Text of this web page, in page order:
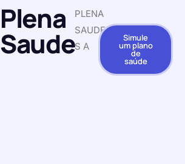
Plena
Saude
PLENA
SAUDE
S A
Simule
um plano
de
saúde